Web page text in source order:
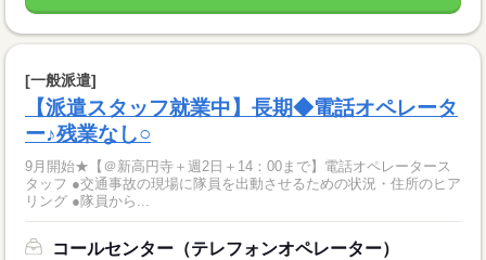
[一般派遣]
【派遣スタッフ就業中】長期◆電話オペレータ
ー♪残業なし○
9月開始★【＠新高円寺＋週2日＋14：00まで】電話オペレータース
タッフ ●交通事故の現場に隊員を出動させるための状況・住所のヒア
リング ●隊員から...
コールセンター（テレフォンオペレーター）